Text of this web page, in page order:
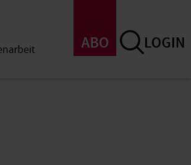
ABO LOGIN